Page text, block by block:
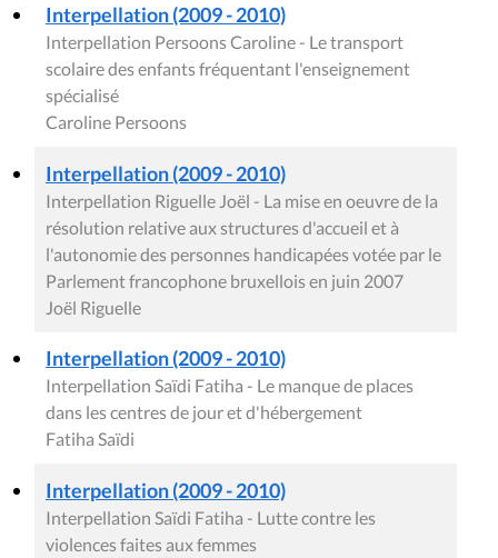
Interpellation (2009 - 2010)
Interpellation Persoons Caroline - Le transport
scolaire des enfants fréquentant l'enseignement
spécialisé
Caroline Persoons
Interpellation (2009 - 2010)
Interpellation Riguelle Joël - La mise en oeuvre de la
résolution relative aux structures d'accueil et à
l'autonomie des personnes handicapées votée par le
Parlement francophone bruxellois en juin 2007
Joël Riguelle
Interpellation (2009 - 2010)
Interpellation Saïdi Fatiha - Le manque de places
dans les centres de jour et d'hébergement
Fatiha Saïdi
Interpellation (2009 - 2010)
Interpellation Saïdi Fatiha - Lutte contre les
violences faites aux femmes